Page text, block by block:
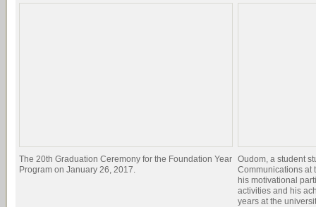
The 20th Graduation Ceremony for the Foundation Year
Program on January 26, 2017.
Oudom, a student
Communications at
his motivational
activities and his
years at the